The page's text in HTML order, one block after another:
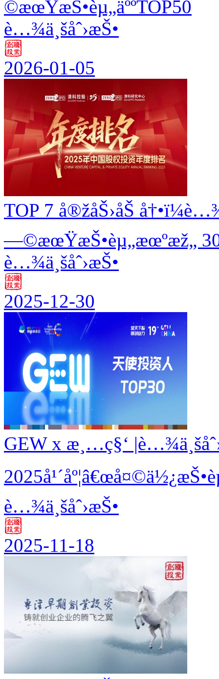
©æœŸæŠ•èµ„äººTOP50
è…¾ä¸šåˆ›æŠ•
2026-01-05
TOP 7 å®žåŠ›åŠ
—©æœŸæŠ•èµ„æœºæž„
è…¾ä¸šåˆ›æŠ•
2025-12-30
GEW x æ¸…ç§‘
è…¾ä¸šåˆ›æŠ•
2025-11-18